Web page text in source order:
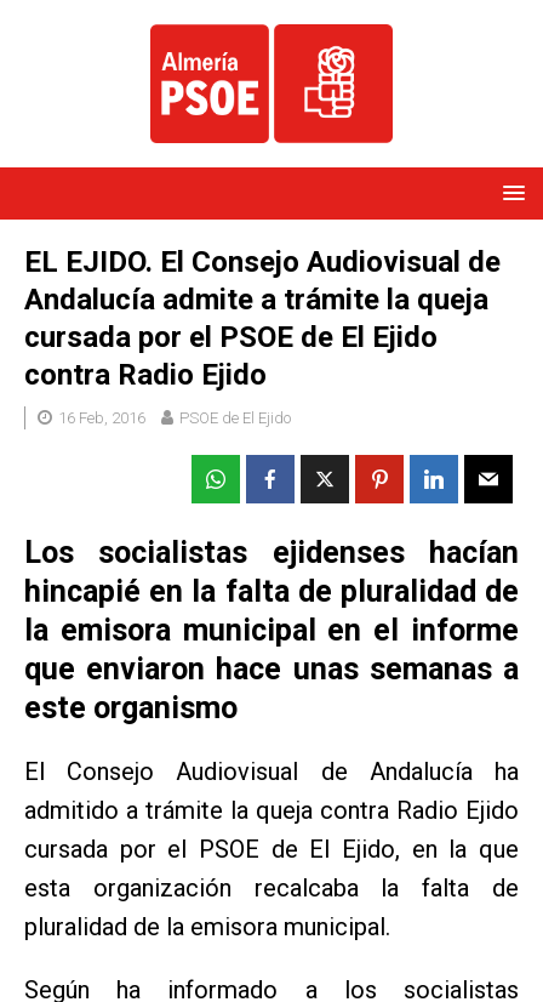
EL EJIDO. El Consejo Audiovisual de
Andalucía admite a trámite la queja
cursada por el PSOE de El Ejido
contra Radio Ejido
16 Feb, 2016 PSOE de El Ejido
Los socialistas ejidenses hacían
hincapié en la falta de pluralidad de
la emisora municipal en el informe
que enviaron hace unas semanas a
este organismo
El Consejo Audiovisual de Andalucía ha
admitido a trámite la queja contra Radio Ejido
cursada por el PSOE de El Ejido, en la que
esta organización recalcaba la falta de
pluralidad de la emisora municipal.
Según ha informado a los socialistas